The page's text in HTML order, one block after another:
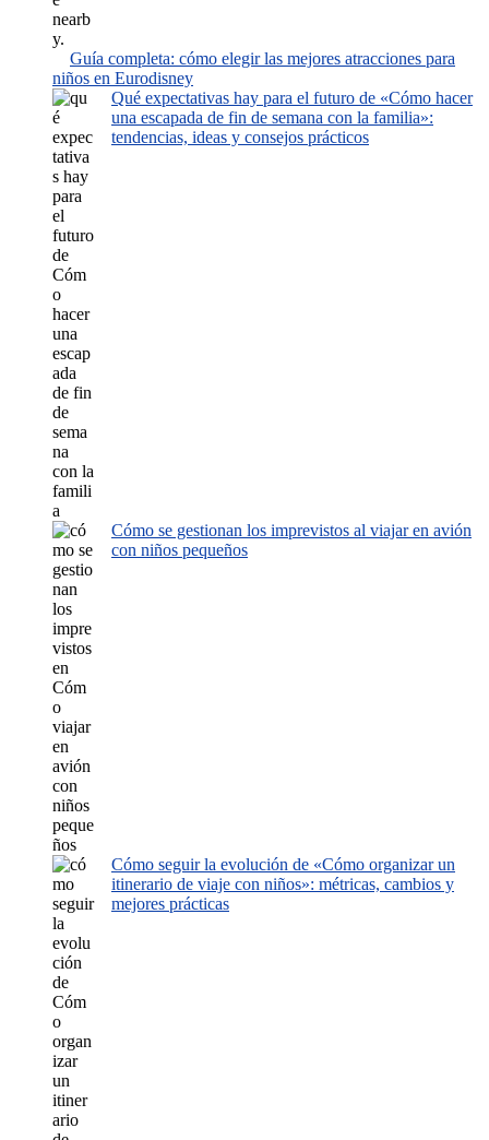
Guía completa: cómo elegir las mejores atracciones para
niños en Eurodisney
Qué expectativas hay para el futuro de «Cómo hacer
una escapada de fin de semana con la familia»:
tendencias, ideas y consejos prácticos
Cómo se gestionan los imprevistos al viajar en avión
con niños pequeños
Cómo seguir la evolución de «Cómo organizar un
itinerario de viaje con niños»: métricas, cambios y
mejores prácticas